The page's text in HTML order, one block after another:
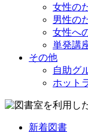
女性の
男性の
女性へ
単発講
その他
自助グ
ホット
新着図書